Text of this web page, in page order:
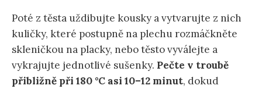
Poté z těsta uždibujte kousky a vytvarujte z nich
kuličky, které postupně na plechu rozmáčkněte
skleničkou na placky, nebo těsto vyválejte a
vykrajujte jednotlivé sušenky. Pečte v troubě
přibližně při 180 °C asi 10–12 minut, dokud